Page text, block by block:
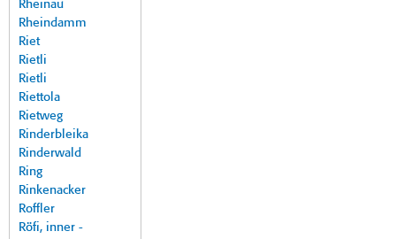
Rheinau
Rheindamm
Riet
Rietli
Rietli
Riettola
Rietweg
Rinderbleika
Rinderwald
Ring
Rinkenacker
Roffler
Röfi, inner -